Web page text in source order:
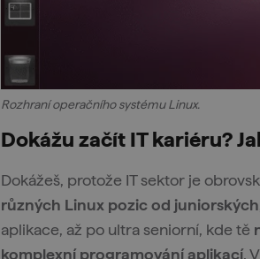
Rozhraní operačního systému Linux.
Dokážu začít IT kariéru?
Dokážeš, protože IT sektor je
různých Linux pozic od juniorských
aplikace, až po ultra seniorní, kde tě
komplexní programování aplikací.